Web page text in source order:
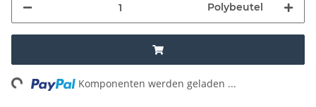
Polybeutel
Komponenten werden geladen ...